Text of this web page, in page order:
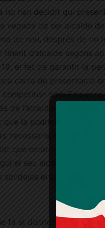
no han decidit qui
vegada de ser alcalde
de nou, després de no
tinent d’alcalde segons
el fet de garantir la
carta de presentació
competiran amb
de l’alcaldia. Colau
que la podrien tornar a
necessaris, una prova
que estaria un màxim
el seu alcaldable si vol
sondejos el situen fora del
fa al districte de Sarrià-